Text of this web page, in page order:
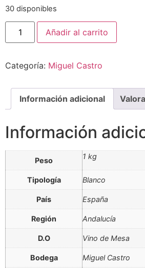
30 disponibles
Miguel
Castro
Ojo
2020
Añadir al carrito
Categoría: Miguel Castro
Información adicional
Información
Peso 1 kg
Tipología Blanco
País España
Región Andalucía
D.O Vino de Mesa
Bodega Miguel Castro